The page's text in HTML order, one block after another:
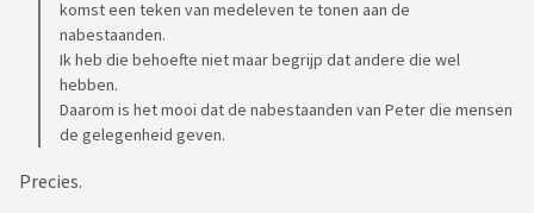
komst een teken van medeleven te tonen aan de
nabestaanden.
Ik heb die behoefte niet maar begrijp dat andere die wel
hebben.
Daarom is het mooi dat de nabestaanden van Peter die mensen
de gelegenheid geven.
Precies.